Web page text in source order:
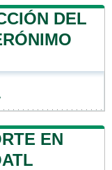
DEL
EN